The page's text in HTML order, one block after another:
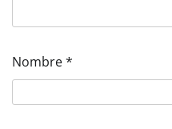
Nombre*